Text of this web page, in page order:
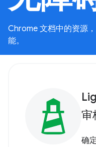
Chrome 文档中的资源
能。
审
确